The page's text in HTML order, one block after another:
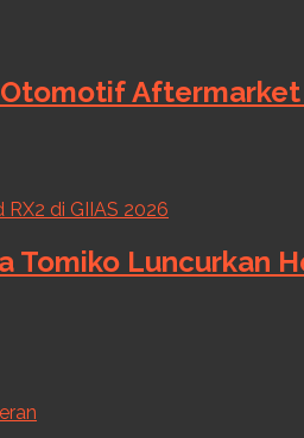
Otomotif
Tomiko Luncurkan